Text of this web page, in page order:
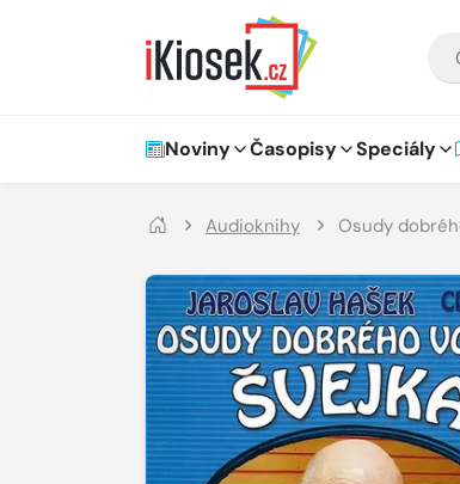
Hlavní navigace
Noviny Časopisy Speciály
Audioknihy Osudy